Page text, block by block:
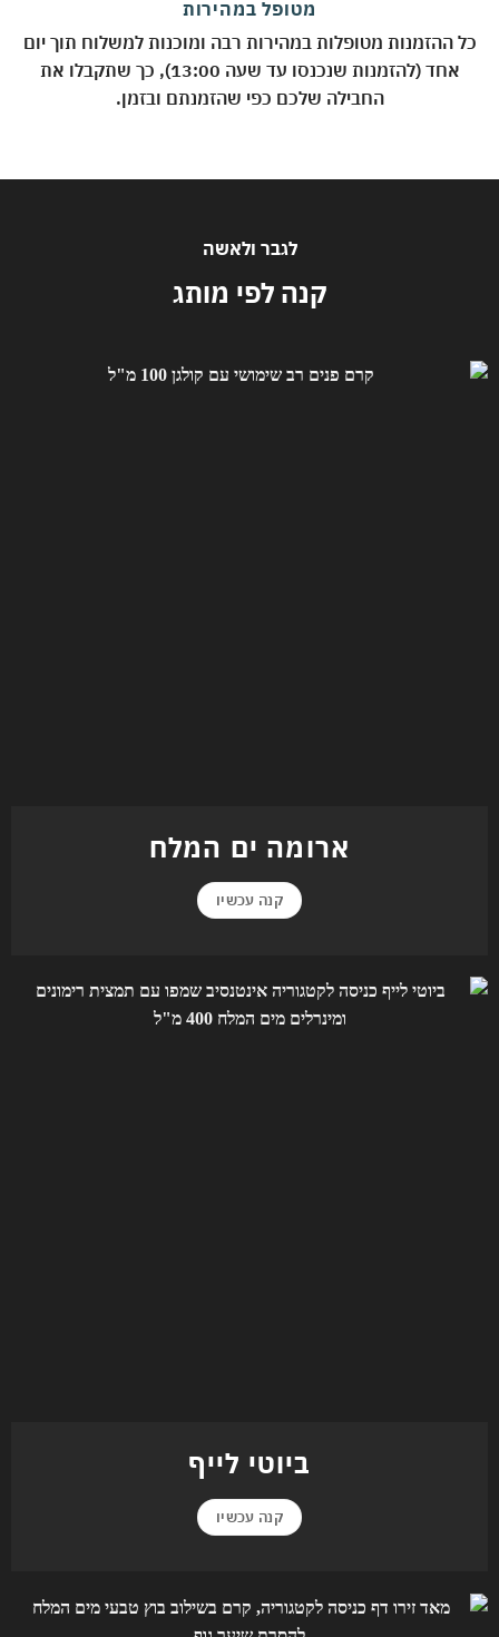
מטופל במהירות
ההזמנות מטופלות במהירות רבה ומוכנות למשלוח תוך יום
אחד (להזמנות שנכנסו עד שעה 13:00), כך שתקבלו את
החבילה שלכם כפי שהזמנתם ובזמן.
לגבר ולאשה
קנה לפי מותג
ארומה ים המלח
קנה עכשיו
ביוטי לייף
קנה עכשיו